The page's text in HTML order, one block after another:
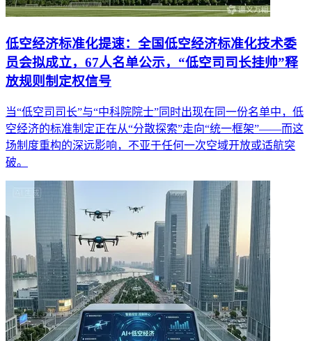
低空经济标准化提速：全国低空经济标准化技术委
员会拟成立，67人名单公示，“低空司司长挂帅”释
放规则制定权信号
当“低空司司长”与“中科院院士”同时出现在同一份名单中，低
空经济的标准制定正在从“分散探索”走向“统一框架”——而这
场制度重构的深远影响，不亚于任何一次空域开放或适航突
破。